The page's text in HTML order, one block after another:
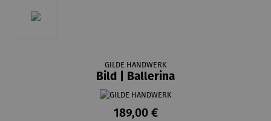
GILDE HANDWERK
Bild | Ballerina
189,00 €